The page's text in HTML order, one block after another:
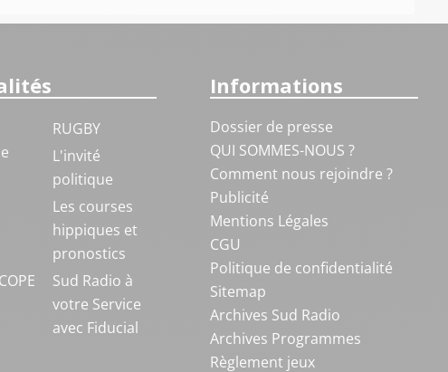
RUGBY
L'invité
politique
Les courses
hippiques et
pronostics
Sud Radio à
votre Service
avec Fiducial
Informations
Dossier de presse
QUI SOMMES-NOUS ?
Comment nous rejoindre ?
Publicité
Mentions Légales
CGU
Politique de confidentialité
Sitemap
Archives Sud Radio
Archives Programmes
Règlement jeux